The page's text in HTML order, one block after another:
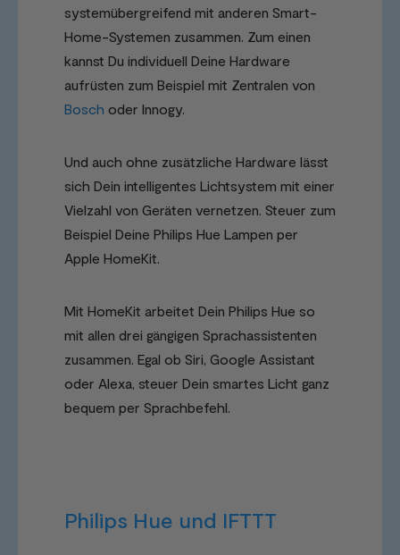
systemübergreifend mit anderen Smart-
Home-Systemen zusammen. Zum einen
kannst Du individuell Deine Hardware
aufrüsten zum Beispiel mit Zentralen von
Bosch oder Innogy.
Und auch ohne zusätzliche Hardware lässt
sich Dein intelligentes Lichtsystem mit einer
Vielzahl von Geräten vernetzen. Steuer zum
Beispiel Deine Philips Hue Lampen per
Apple HomeKit.
Mit HomeKit arbeitet Dein Philips Hue so
mit allen drei gängigen Sprachassistenten
zusammen. Egal ob Siri, Google Assistant
oder Alexa, steuer Dein smartes Licht ganz
bequem per Sprachbefehl.
Philips Hue und IFTTT